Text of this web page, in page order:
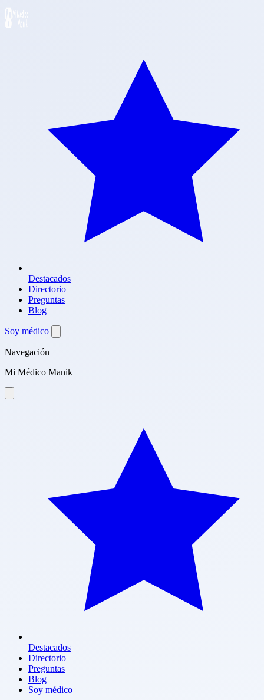
Destacados
Directorio
Preguntas
Blog
Soy médico
Navegación
Mi Médico Manik
Destacados
Directorio
Preguntas
Blog
Soy médico